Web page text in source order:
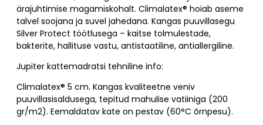
ärajuhtimise magamiskohalt. Climalatex® hoiab aseme
talvel soojana ja suvel jahedana. Kangas puuvillasegu
Silver Protect töötlusega – kaitse tolmulestade,
bakterite, hallituse vastu, antistaatiline, antiallergiline.
Jupiter kattemadratsi tehniline info:
Climalatex® 5 cm. Kangas kvaliteetne veniv
puuvillasisaldusega, tepitud mahulise vatiiniga (200
gr/m2). Eemaldatav kate on pestav (60°C õrnpesu).